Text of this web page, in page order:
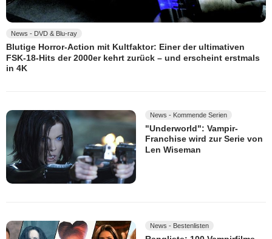
News - DVD & Blu-ray
Blutige Horror-Action mit Kultfaktor: Einer der ultimativen
FSK-18-Hits der 2000er kehrt zurück – und erscheint erstmals
in 4K
News - Kommende Serien
"Underworld": Vampir-
Franchise wird zur Serie von
Len Wiseman
News - Bestenlisten